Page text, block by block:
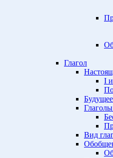
Глагол
I
Вид